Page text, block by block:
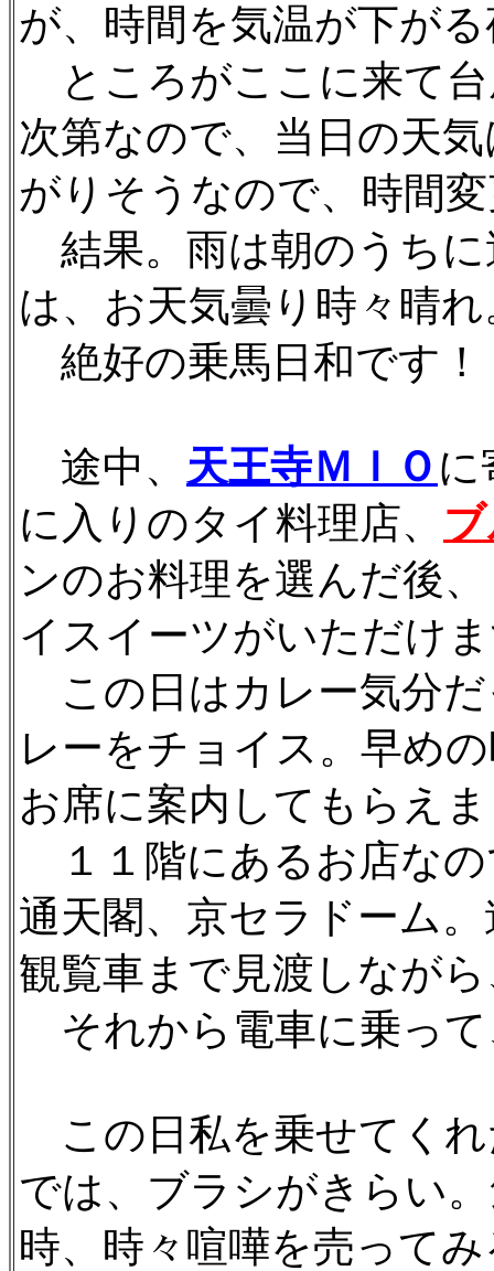
が、時間を気温が下が
ところがここに来て台
次第なので、当日の天
がりそうなので、時間
結果。雨は朝のうちに
は、お天気曇り時々晴
絶好の乗馬日和です！
途中、 天王寺ＭＩＯ に
に入りのタイ料理店、
ンのお料理を選んだ後
イスイーツがいただけ
この日はカレー気分
レーをチョイス。早め
お席に案内してもらえ
１１階にあるお店なの
通天閣、京セラドーム
観覧車まで見渡しなが
それから電車に乗っ
この日私を乗せてく
では、ブラシがきらい
時、時々喧嘩を売って